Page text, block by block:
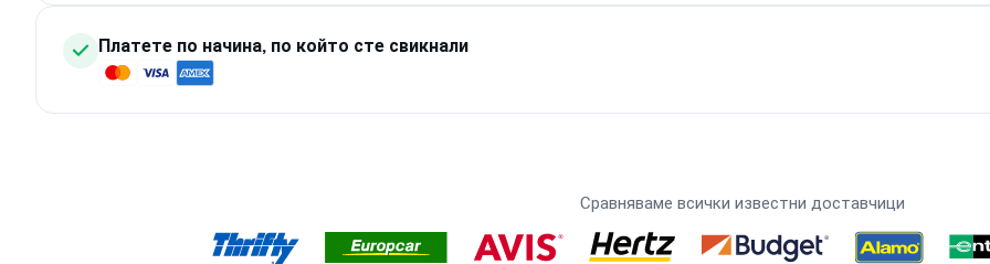
Платете по начина, по който сте свикнали
Сравняваме всички известни доставчици